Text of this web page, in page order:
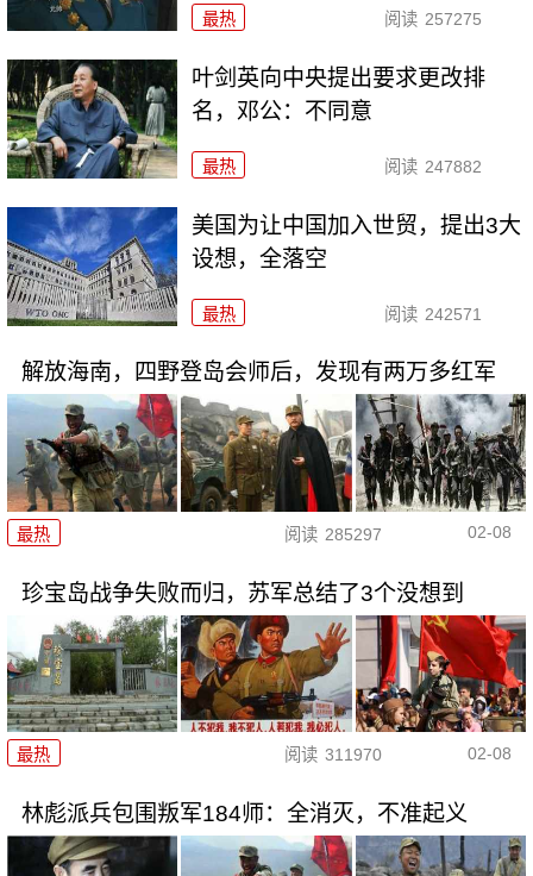
最热 阅读 257275
叶剑英向中央提出要求更改排
名，邓公：不同意
最热 阅读 247882
美国为让中国加入世贸，提出3大
设想，全落空
最热 阅读 242571
解放海南，四野登岛会师后，发现有两万多红军
最热 阅读 285297 02-08
珍宝岛战争失败而归，苏军总结了3个没想到
最热 阅读 311970 02-08
林彪派兵包围叛军184师：全消灭，不准起义